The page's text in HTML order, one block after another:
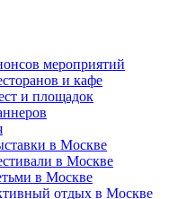
мероприятий
и кафе
и площадок
в Москве
в Москве
в Москве
отдых в Москве